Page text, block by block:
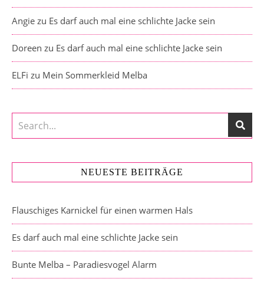
Angie zu Es darf auch mal eine schlichte Jacke sein
Doreen zu Es darf auch mal eine schlichte Jacke sein
ELFi zu Mein Sommerkleid Melba
NEUESTE BEITRÄGE
Flauschiges Karnickel für einen warmen Hals
Es darf auch mal eine schlichte Jacke sein
Bunte Melba – Paradiesvogel Alarm